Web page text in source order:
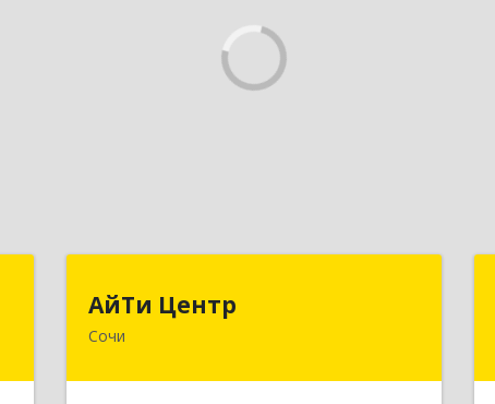
АйТи Центр
Сочи354000, Краснодарский край, Сочи,